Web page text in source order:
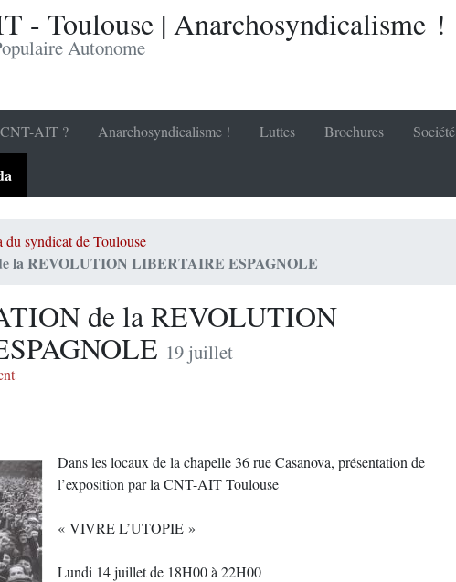
- Toulouse | Anarchosyndicalisme !
Autonome
CNT-AIT ? Anarchosyndicalisme ! Luttes Brochures Société
du syndicat de Toulouse
la REVOLUTION LIBERTAIRE ESPAGNOLE
de la REVOLUTION
19 juillet
Dans les locaux de la chapelle 36 rue Casanova, présentation de
l’exposition par la CNT-AIT Toulouse
« VIVRE L’UTOPIE »
Lundi 14 juillet de 18H00 à 22H00